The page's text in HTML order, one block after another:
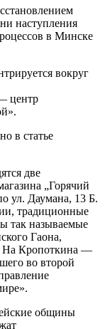
наступления
в Минске
вокруг
центр
в статье
две
„Горячий
ул. Даумана, 13 Б.
традиционные
так называемые
Гаона,
На Кропоткина —
во второй
ские общины